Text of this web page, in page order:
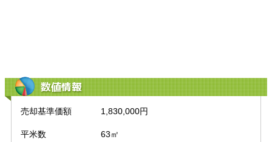
数値情報
売却基準価額 1,830,000円
平米数 63㎡